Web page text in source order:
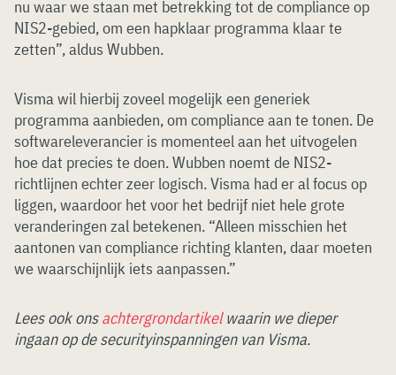
nu waar we staan met betrekking tot de compliance op
NIS2-gebied, om een hapklaar programma klaar te
zetten”, aldus Wubben.
Visma wil hierbij zoveel mogelijk een generiek
programma aanbieden, om compliance aan te tonen. De
softwareleverancier is momenteel aan het uitvogelen
hoe dat precies te doen. Wubben noemt de NIS2-
richtlijnen echter zeer logisch. Visma had er al focus op
liggen, waardoor het voor het bedrijf niet hele grote
veranderingen zal betekenen. “Alleen misschien het
aantonen van compliance richting klanten, daar moeten
we waarschijnlijk iets aanpassen.”
Lees ook onsachtergrondartikelwaarin we dieper
ingaan op de securityinspanningen van Visma.